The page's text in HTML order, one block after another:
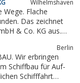
Wilhelmshaven
Flache
& Co. KG aus.
Kompakt und
kompetent. Ausgestattet mit allem, was man braucht, um...
Berlin
Wir erbrin­gen
Schiff­bau für Auf­
Schiff­fahrt